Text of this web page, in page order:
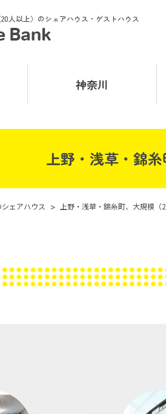
人以上）のシェアハウス・ゲストハウス
神奈川
上野・浅草・錦
ェアハウス > 上野・浅草・錦糸町、大規模